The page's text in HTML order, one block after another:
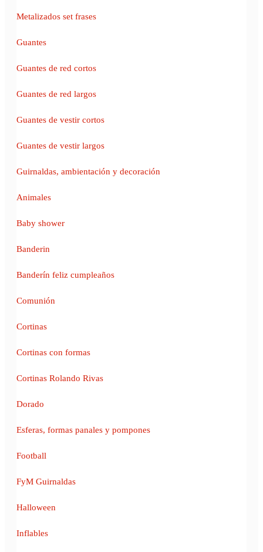
Metalizados set frases
Guantes
Guantes de red cortos
Guantes de red largos
Guantes de vestir cortos
Guantes de vestir largos
Guirnaldas, ambientación y decoración
Animales
Baby shower
Banderin
Banderín feliz cumpleaños
Comunión
Cortinas
Cortinas con formas
Cortinas Rolando Rivas
Dorado
Esferas, formas panales y pompones
Football
FyM Guirnaldas
Halloween
Inflables